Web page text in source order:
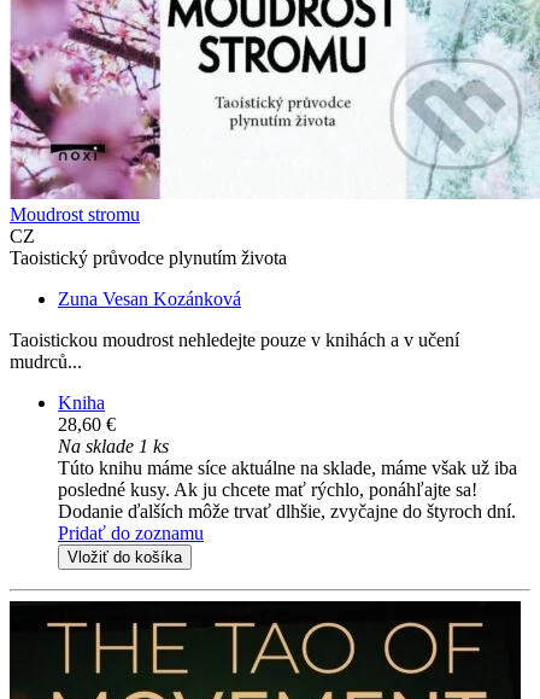
Moudrost stromu
CZ
Taoistický průvodce plynutím života
Zuna Vesan Kozánková
Taoistickou moudrost nehledejte pouze v knihách a v učení
mudrců...
Kniha
28,60 €
Na sklade 1 ks
Túto knihu máme síce aktuálne na sklade, máme však už iba
posledné kusy. Ak ju chcete mať rýchlo, ponáhľajte sa!
Dodanie ďalších môže trvať dlhšie, zvyčajne do štyroch dní.
Pridať do zoznamu
Vložiť do košíka